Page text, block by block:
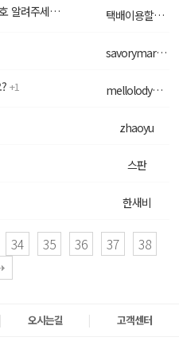
계약 문의및 영업소 전화번호 알려주세요. 택배이용할래요
savorymarket
? 1 mellolodycha
zhaoyu
스판
한새비
34 35 36 37 38
오시는길 고객센터